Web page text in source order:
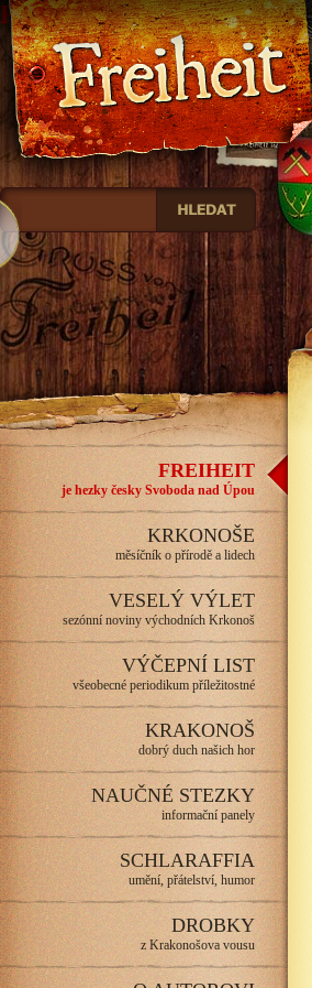
Freiheit
FREIHEIT
je hezky česky Svoboda nad Úpou
KRKONOŠE
měsíčník o přírodě a lidech
VESELÝ VÝLET
sezónní noviny východních Krkonoš
VÝČEPNÍ LIST
všeobecné periodikum příležitostné
KRAKONOŠ
dobrý duch našich hor
NAUČNÉ STEZKY
informační panely
SCHLARAFFIA
umění, přátelství, humor
DROBKY
z Krakonošova vousu